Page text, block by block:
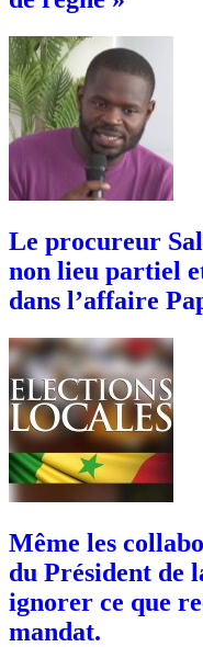
Le procureur
non lieu partiel
dans l’affaire
Même les
du Président de
ignorer ce que
mandat.